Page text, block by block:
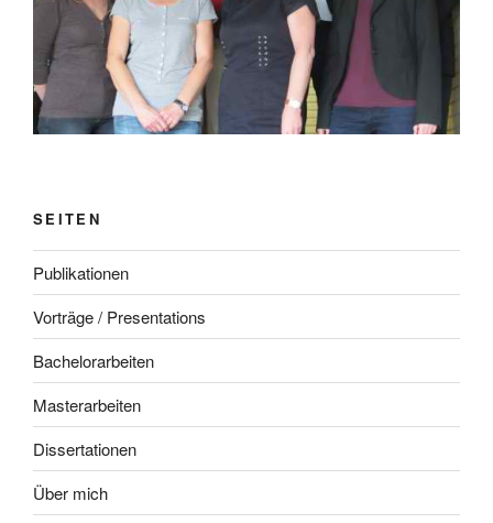
SEITEN
Publikationen
Vorträge / Presentations
Bachelorarbeiten
Masterarbeiten
Dissertationen
Über mich